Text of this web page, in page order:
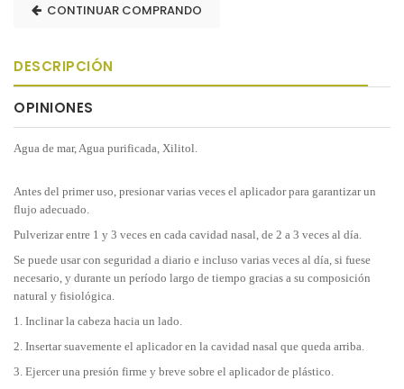
CONTINUAR COMPRANDO
DESCRIPCIÓN
OPINIONES
Agua de mar, Agua purificada, Xilitol.
Antes del primer uso, presionar varias veces el aplicador para garantizar un
flujo adecuado.
Pulverizar entre 1 y 3 veces en cada cavidad nasal, de 2 a 3 veces al día.
Se puede usar con seguridad a diario e incluso varias veces al día, si fuese
necesario, y durante un período largo de tiempo gracias a su composición
natural y fisiológica.
1. Inclinar la cabeza hacia un lado.
2. Insertar suavemente el aplicador en la cavidad nasal que queda arriba.
3. Ejercer una presión firme y breve sobre el aplicador de plástico.